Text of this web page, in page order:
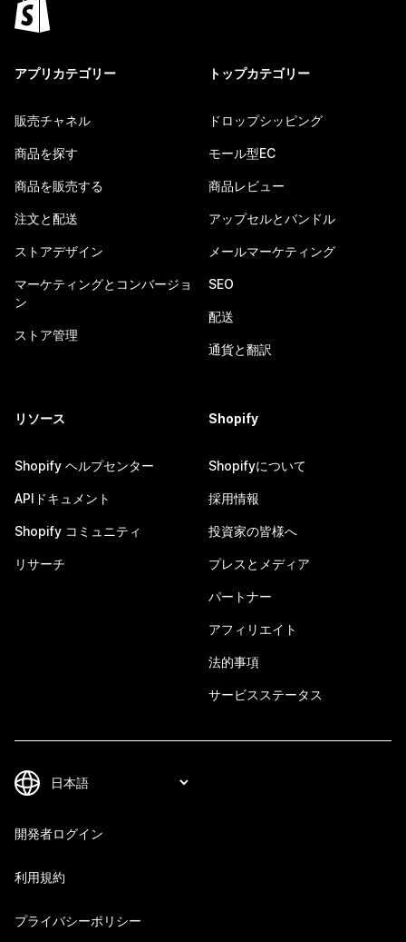
アプリカテゴリー
販売チャネル
商品を探す
商品を販売する
注文と配送
ストアデザイン
マーケティングとコンバージョ
ン
ストア管理
トップカテゴリー
ドロップシッピング
モール型EC
商品レビュー
アップセルとバンドル
メールマーケティング
SEO
配送
通貨と翻訳
リソース
Shopify ヘルプセンター
APIドキュメント
Shopify コミュニティ
リサーチ
Shopify
Shopifyについて
採用情報
投資家の皆様へ
プレスとメディア
パートナー
アフィリエイト
法的事項
サービスステータス
開発者ログイン
利用規約
プライバシーポリシー